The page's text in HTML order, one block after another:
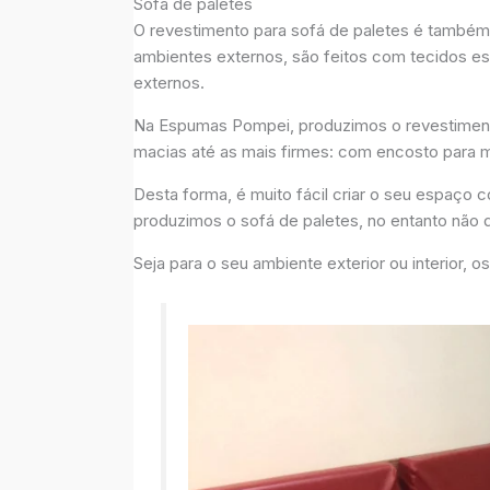
O revestimento para sofá de paletes é
ambientes externos, são feitos com tecidos
externos.
Na Espumas Pompei, produzimos o
macias até as mais firmes: com encosto para
Desta forma, é muito fácil criar o seu espaço
produzimos o sofá de paletes, no entanto não
Seja para o seu ambiente exterior ou interior,